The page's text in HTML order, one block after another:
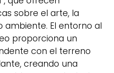
sobre el arte, la
ambiente. El entorno al
proporciona un
con el terreno
creando una